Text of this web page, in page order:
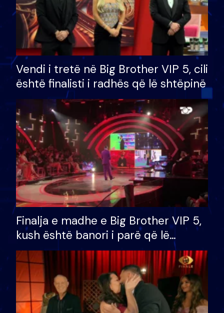
Vendi i tretë në Big Brother VIP 5, cili
është finalisti i radhës që lë shtëpinë
Finalja e madhe e Big Brother VIP 5,
kush është banori i parë që lë
shtëpinë dhe humb mundësinë për
të fituar çmimin e madh